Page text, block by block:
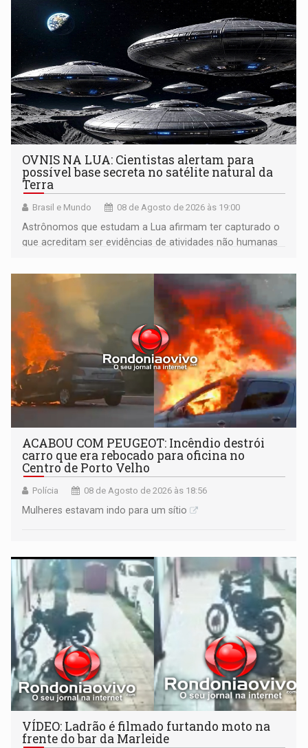
OVNIS NA LUA: Cientistas alertam para
possível base secreta no satélite natural da
Terra
Brasil e Mundo 08 de Agosto de 2026 às 19:00
Astrônomos que estudam a Lua afirmam ter capturado o
que acreditam ser evidências de atividades não humanas
órbita
ACABOU COM PEUGEOT: Incêndio destrói
carro que era rebocado para oficina no
Centro de Porto Velho
Polícia 08 de Agosto de 2026 às 18:56
Mulheres estavam indo para um sítio
VÍDEO: Ladrão é filmado furtando moto na
frente do bar da Marleide